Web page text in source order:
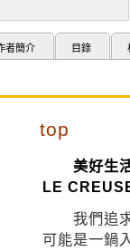
者簡介 目錄
top
美好生活
LE
我們追求
可能是一鍋